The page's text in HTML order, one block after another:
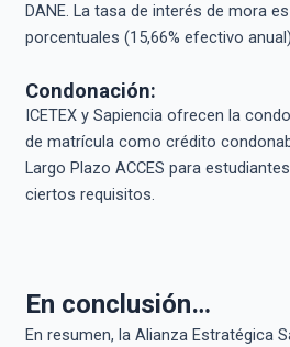
DANE. La tasa de interés de mora
porcentuales (15,66% efectivo
Condonación:
ICETEX y Sapiencia ofrecen la
de matrícula como crédito
Largo Plazo ACCES para
ciertos requisitos.
En conclusión…
En resumen, la Alianza Estratégica